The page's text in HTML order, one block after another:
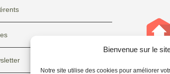
Bienvenue sur le
Notre site utilise des cookies pour améliorer